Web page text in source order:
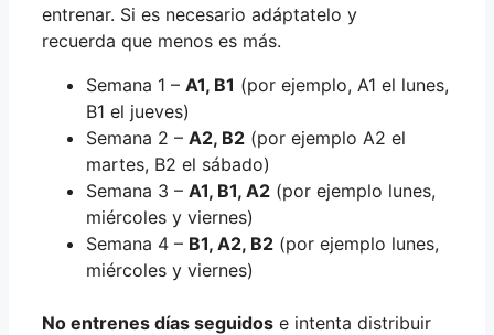
entrenar. Si es necesario adáptatelo y
recuerda que menos es más.
Semana 1 – A1, B1 (por ejemplo, A1 el lunes,
B1 el jueves)
Semana 2 – A2, B2 (por ejemplo A2 el
martes, B2 el sábado)
Semana 3 – A1, B1, A2 (por ejemplo lunes,
miércoles y viernes)
Semana 4 – B1, A2, B2 (por ejemplo lunes,
miércoles y viernes)
No entrenes días seguidos e intenta distribuir